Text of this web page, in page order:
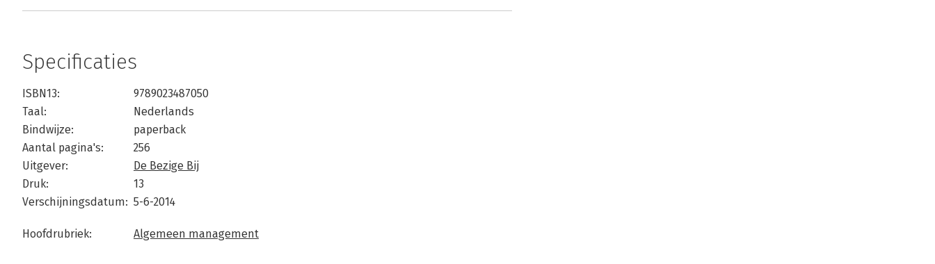
Specificaties
ISBN13:
9789023487050
Taal:
Nederlands
Bindwijze:
paperback
Aantal pagina's:
256
Uitgever:
De Bezige Bij
Druk:
13
Verschijningsdatum: 5-6-2014
Hoofdrubriek: Algemeen management